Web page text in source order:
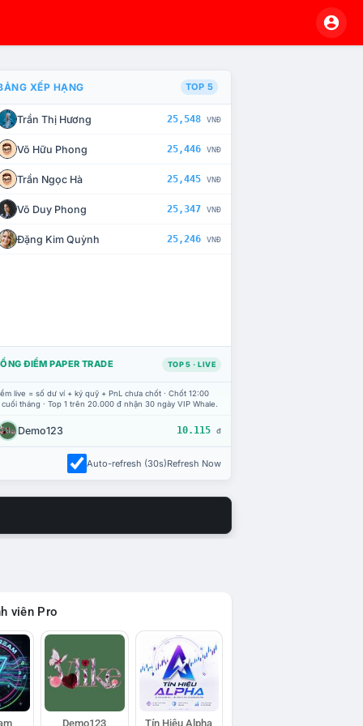
CHẾ TÀI XỬ LÝ VI PHẠM
XẾP HẠNG TOP 5
Trần Thị Hương 25,548 VNĐ
Võ Hữu Phong 25,446 VNĐ
Trần Ngọc Hà 25,445 VNĐ
Võ Duy Phong 25,347 VNĐ
Đặng Kim Quỳnh 25,246 VNĐ
ĐIỂM PAPER TRADE TOP 5 · LIVE
live = số dư ví + ký quỹ + PnL chưa chốt · Chốt 12:00
tháng · Top 1 trên 20.000 đ nhận 30 ngày VIP Whale.
Demo123 10.115 đ
Auto-refresh (30s)Refresh Now
viên Pro
Demo123 Tín Hiệu Alpha